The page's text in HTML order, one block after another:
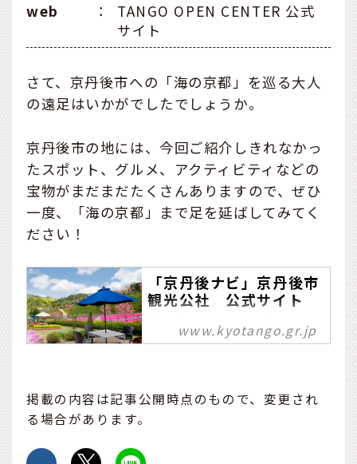
web
：
TANGO OPEN CENTER 公式
サイト
さて、京丹後市への「海の京都」を巡る大人
の遠足はいかがでしたでしょうか。
京丹後市の地には、今回ご紹介しきれなかっ
たスポット、グルメ、アクティビティなどの
宝物がまだまだたくさんありますので、ぜひ
一度、「海の京都」まで足を延ばしてみてく
ださい！
「京丹後ナビ」京丹後市
観光公社 公式サイト
京都府北部【海の京都】京
丹後市の観光情報「京丹後
町・丹後町の６町からなる
www.kyotango.gr.jp
掲載の内容は記事公開時点のもので、変更され
る場合があります。